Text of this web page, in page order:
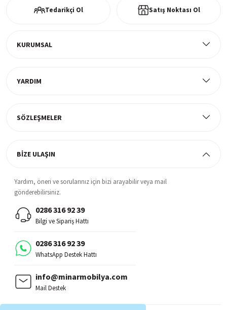
Tedarikçi Ol Satış Noktası Ol
KURUMSAL
YARDIM
SÖZLEŞMELER
BİZE ULAŞIN
Yardım, öneri ve sorularınız için bizi arayabilir veya mail
gönderebilirsiniz.
0286 316 92 39
Bilgi ve Sipariş Hattı
0286 316 92 39
WhatsApp Destek Hattı
info@minarmobilya.com
Mail Destek